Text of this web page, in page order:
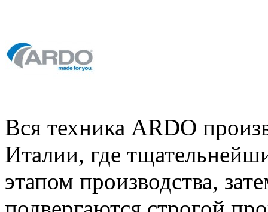
Вся техника ARDO
Италии, где
этапом производства,